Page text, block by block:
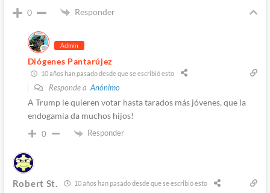
0 Responder
Admin
Diógenes Pantarújez
10 años han pasado desde que se escribió esto
Responde a Anónimo
A Trump le quieren votar hasta tarados más jóvenes, que la
endogamia da muchos hijos!
0 Responder
Robert St. 10 años han pasado desde que se escribió esto